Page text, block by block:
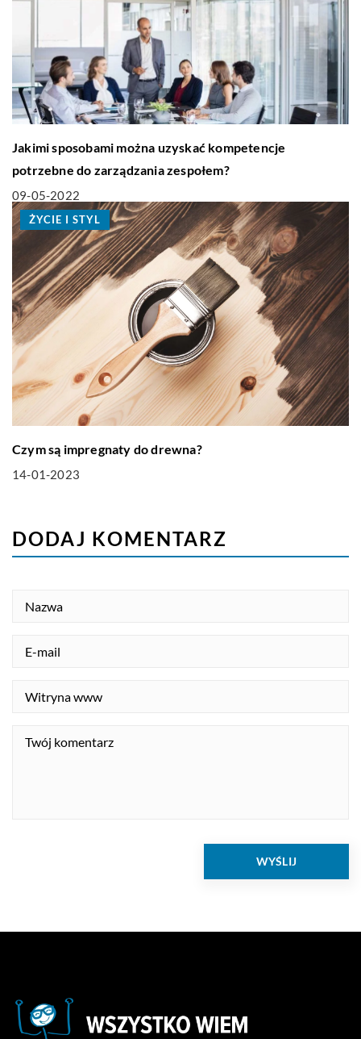
Jakimi sposobami można uzyskać kompetencje
potrzebne do zarządzania zespołem?
09-05-2022
ŻYCIE I STYL
Czym są impregnaty do drewna?
14-01-2023
DODAJ KOMENTARZ